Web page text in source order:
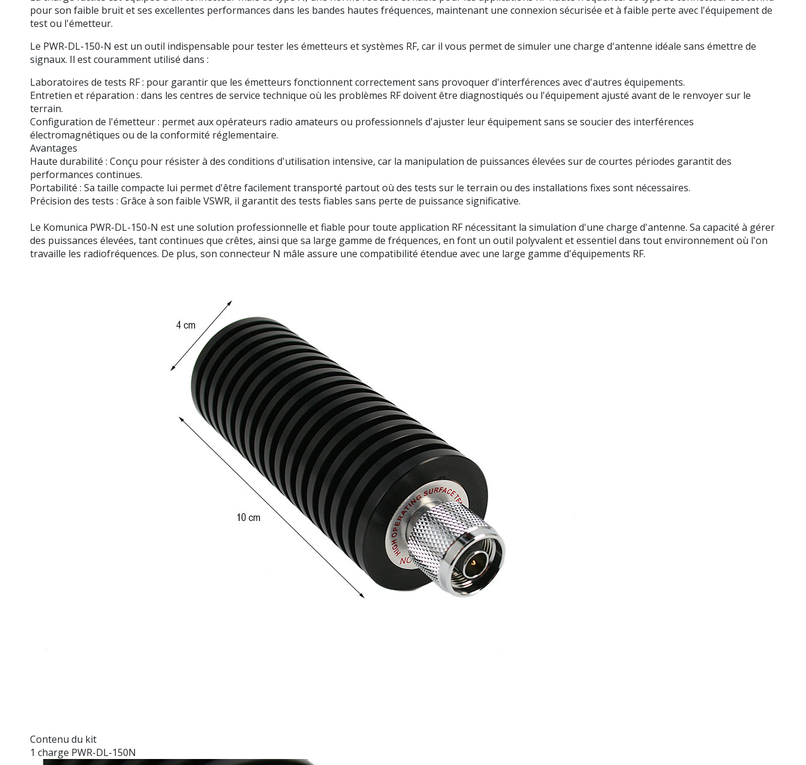
pour son faible bruit et ses excellentes performances dans les bandes hautes fréquences, maintenant une connexion sécurisée et à faible perte avec l'équipement de
test ou l'émetteur.
Le PWR-DL-150-N est un outil indispensable pour tester les émetteurs et systèmes RF, car il vous permet de simuler une charge d'antenne idéale sans émettre de
signaux. Il est couramment utilisé dans :
Laboratoires de tests RF : pour garantir que les émetteurs fonctionnent correctement sans provoquer d'interférences avec d'autres équipements.
Entretien et réparation : dans les centres de service technique où les problèmes RF doivent être diagnostiqués ou l'équipement ajusté avant de le renvoyer sur le
terrain.
Configuration de l'émetteur : permet aux opérateurs radio amateurs ou professionnels d'ajuster leur équipement sans se soucier des interférences
électromagnétiques ou de la conformité réglementaire.
Avantages
Haute durabilité : Conçu pour résister à des conditions d'utilisation intensive, car la manipulation de puissances élevées sur de courtes périodes garantit des
performances continues.
Portabilité : Sa taille compacte lui permet d'être facilement transporté partout où des tests sur le terrain ou des installations fixes sont nécessaires.
Précision des tests : Grâce à son faible VSWR, il garantit des tests fiables sans perte de puissance significative.
Le Komunica PWR-DL-150-N est une solution professionnelle et fiable pour toute application RF nécessitant la simulation d'une charge d'antenne. Sa capacité à gérer
des puissances élevées, tant continues que crêtes, ainsi que sa large gamme de fréquences, en font un outil polyvalent et essentiel dans tout environnement où l'on
travaille les radiofréquences. De plus, son connecteur N mâle assure une compatibilité étendue avec une large gamme d'équipements RF.
Contenu du kit
1 charge PWR-DL-150N